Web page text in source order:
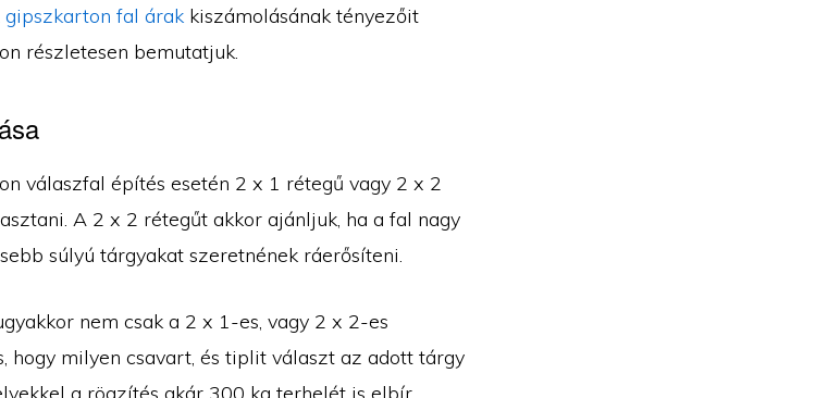
gipszkarton fal árak kiszámolásának tényezőit
részletesen bemutatjuk.
válaszfal építés esetén 2 x 1 rétegű vagy 2 x 2
A 2 x 2 rétegűt akkor ajánljuk, ha a fal nagy
súlyú tárgyakat szeretnének ráerősíteni.
nem csak a 2 x 1-es, vagy 2 x 2-es
hogy milyen csavart, és tiplit választ az adott tárgy